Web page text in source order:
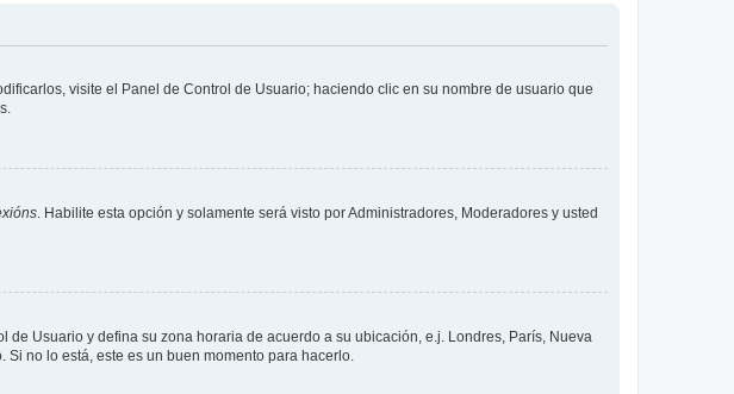
visite el Panel de Control de Usuario; haciendo clic en su nombre de usuario que
. Habilite esta opción y solamente será visto por Administradores, Moderadores y usted
Usuario y defina su zona horaria de acuerdo a su ubicación, e.j. Londres, París, Nueva
no lo está, este es un buen momento para hacerlo.